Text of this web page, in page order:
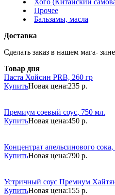
Хого (Китайский
Прочее
Бальзамы, масла
Доставка
Сделать заказ в нашем мага-
Товар дня
Паста Хойсин PRB, 260 гр
КупитьНовая цена:235 р.
Премиум соевый соус, 750 мл.
КупитьНовая цена:450 р.
Концентрат апельсинового
КупитьНовая цена:790 р.
Устричный соус Премиум
КупитьНовая цена:155 р.